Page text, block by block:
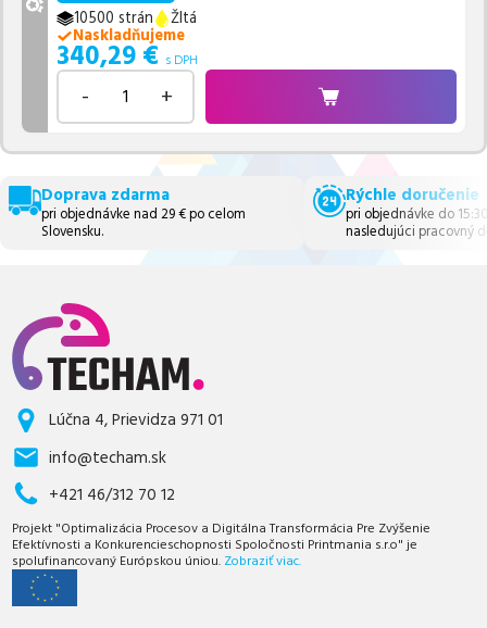
10500 strán
Žltá
Naskladňujeme
340,29 € s DPH
- +
Doprava zdarma
pri objednávke nad 29 € po celom
Slovensku.
Rýchle doručenie
pri objednávke do
nasledujúci pracovný
Lúčna 4, Prievidza 971 01
info@techam.sk
+421 46/312 70 12
Projekt "Optimalizácia Procesov a Digitálna Transformácia Pre Zvýšenie
Efektívnosti a Konkurencieschopnosti Spoločnosti Printmania s.r.o" je
spolufinancovaný Európskou úniou. Zobraziť viac.